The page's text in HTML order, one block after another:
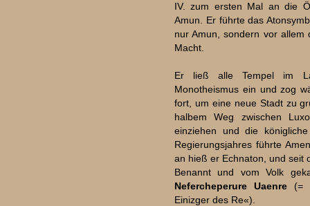
IV. zum ersten Mal an die
Amun. Er führte das
nur Amun, sondern vor allem
Macht.
Er ließ alle Tempel im
Monotheismus ein und zog
fort, um eine neue Stadt zu
halbem Weg zwischen
einziehen und die
Regierungsjahres führte
an hieß er Echnaton, und seit
Benannt und vom Volk
Nefercheperure Uaenre (=
Einizger des Re«).